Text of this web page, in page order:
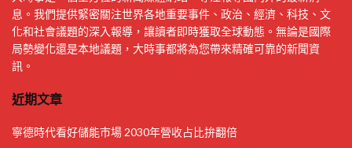
息。我們提供緊密關注世界各地重要事件、政治、經濟、科技、文
化和社會議題的深入報導，讓讀者即時獲取全球動態。無論是國際
局勢變化還是本地議題，大時事都將為您帶來精確可靠的新聞資
訊。
近期文章
寧德時代看好儲能市場 2030年營收占比拚翻倍